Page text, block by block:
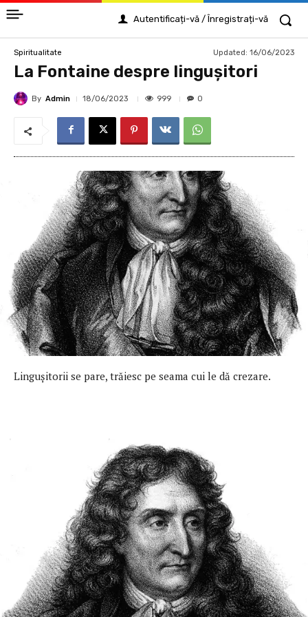
Autentificați-vă / Înregistrați-vă
Spiritualitate Updated: 16/06/2023
La Fontaine despre linguşitori
By Admin 18/06/2023 999 0
Linguşitorii se pare, trăiesc pe seama cui le dă crezare.